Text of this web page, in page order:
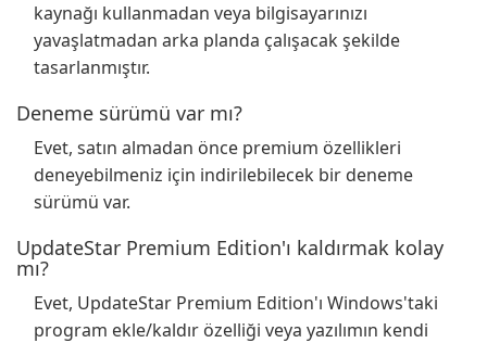
kaynağı kullanmadan veya bilgisayarınızı
yavaşlatmadan arka planda çalışacak şekilde
tasarlanmıştır.
Deneme sürümü var mı?
Evet, satın almadan önce premium özellikleri
deneyebilmeniz için indirilebilecek bir deneme
sürümü var.
UpdateStar Premium Edition'ı kaldırmak kolay
mı?
Evet, UpdateStar Premium Edition'ı Windows'taki
program ekle/kaldır özelliği veya yazılımın kendi